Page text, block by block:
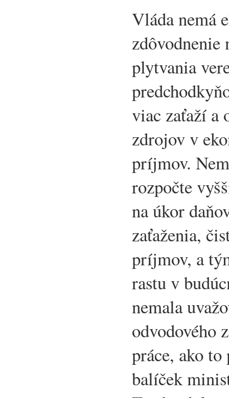
Vláda nemá
zdôvodnenie
plytvania
viac zaťaží a
zdrojov v
príjmov.
rozpočte
na úkor
zaťaženia,
príjmov, a
rastu v
nemala
odvodového
práce, ako
balíček